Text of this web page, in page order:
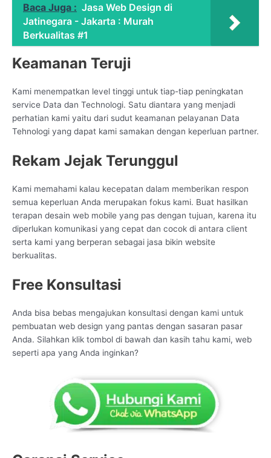
Baca Juga : Jasa Web Design di
Jatinegara - Jakarta : Murah
Berkualitas #1
Keamanan Teruji
Kami menempatkan level tinggi untuk tiap-tiap peningkatan
service Data dan Technologi. Satu diantara yang menjadi
perhatian kami yaitu dari sudut keamanan pelayanan Data
Tehnologi yang dapat kami samakan dengan keperluan partner.
Rekam Jejak Terunggul
Kami memahami kalau kecepatan dalam memberikan respon
semua keperluan Anda merupakan fokus kami. Buat hasilkan
terapan desain web mobile yang pas dengan tujuan, karena itu
diperlukan komunikasi yang cepat dan cocok di antara client
serta kami yang berperan sebagai jasa bikin website
berkualitas.
Free Konsultasi
Anda bisa bebas mengajukan konsultasi dengan kami untuk
pembuatan web design yang pantas dengan sasaran pasar
Anda. Silahkan klik tombol di bawah dan kasih tahu kami, web
seperti apa yang Anda inginkan?